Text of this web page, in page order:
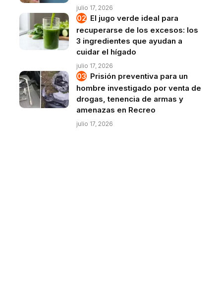
julio 17, 2026
El jugo verde ideal para
recuperarse de los excesos: los
3 ingredientes que ayudan a
cuidar el hígado
julio 17, 2026
Prisión preventiva para un
hombre investigado por venta de
drogas, tenencia de armas y
amenazas en Recreo
julio 17, 2026